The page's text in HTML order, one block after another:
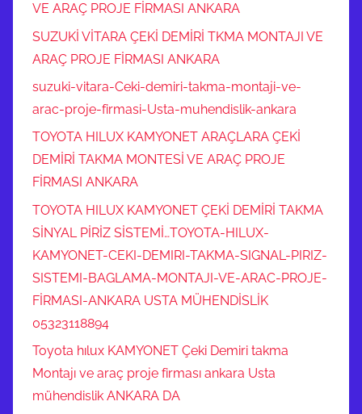
VE ARAÇ PROJE FİRMASI ANKARA
SUZUKİ VİTARA ÇEKİ DEMİRİ TKMA MONTAJI VE
ARAÇ PROJE FİRMASI ANKARA
suzuki-vitara-Ceki-demiri-takma-montaji-ve-
arac-proje-firmasi-Usta-muhendislik-ankara
TOYOTA HILUX KAMYONET ARAÇLARA ÇEKİ
DEMİRİ TAKMA MONTESİ VE ARAÇ PROJE
FİRMASI ANKARA
TOYOTA HILUX KAMYONET ÇEKİ DEMİRİ TAKMA
SİNYAL PİRİZ SİSTEMİ…TOYOTA-HILUX-
KAMYONET-CEKI-DEMIRI-TAKMA-SIGNAL-PIRIZ-
SISTEMI-BAGLAMA-MONTAJI-VE-ARAC-PROJE-
FİRMASI-ANKARA USTA MÜHENDİSLİK
05323118894
Toyota hılux KAMYONET Çeki Demiri takma
Montajı ve araç proje firması ankara Usta
mühendislik ANKARA DA